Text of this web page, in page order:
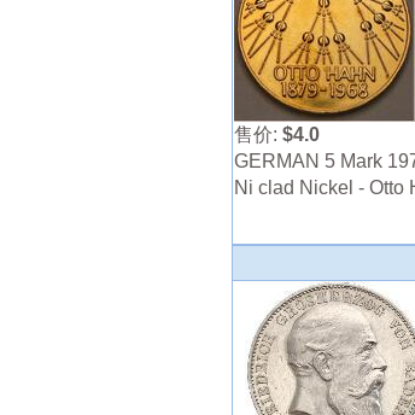
售价: $4.0
GERMAN 5 Mark
Ni clad Nickel - Otto